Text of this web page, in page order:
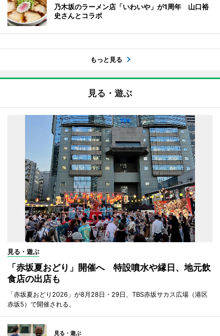
乃木坂のラーメン店「いわいや」が1周年 山口裕
史さんとコラボ
もっと見る
見る・遊ぶ
見る・遊ぶ
「赤坂夏おどり」開催へ 特設噴水や縁日、地元飲
食店の出店も
「赤坂夏おどり2026」が8月28日・29日、TBS赤坂サカス広場（港区
赤坂5）で開催される。
見る・遊ぶ